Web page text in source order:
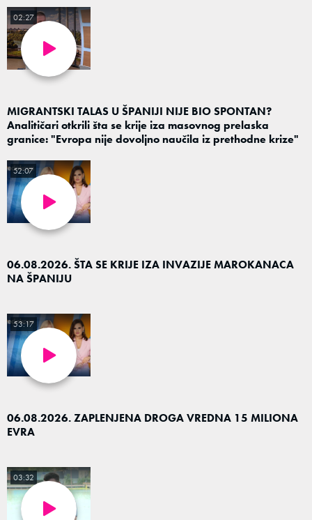
MIGRANTSKI TALAS U ŠPANIJI NIJE BIO SPONTAN?
Analitičari otkrili šta se krije iza masovnog prelaska
granice: "Evropa nije dovoljno naučila iz prethodne krize"
02:27
06.08.2026. ŠTA SE KRIJE IZA INVAZIJE MAROKANACA
NA ŠPANIJU
52:07
06.08.2026. ZAPLENJENA DROGA VREDNA 15 MILIONA
EVRA
53:17
03:32